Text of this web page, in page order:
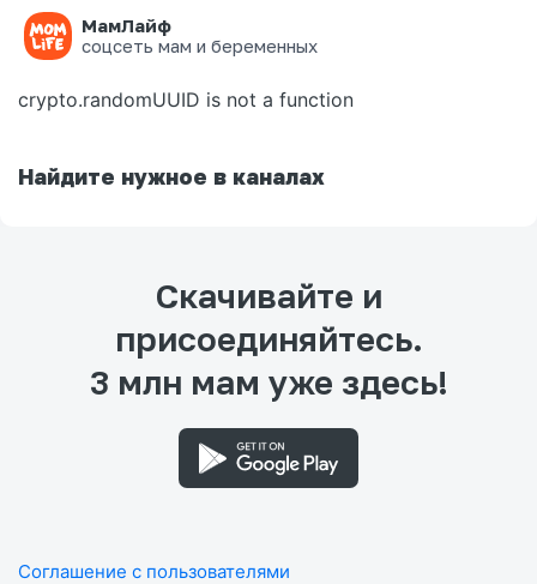
МамЛайф
соцсеть мам и беременных
Ошибка на странице
crypto.randomUUID is not a function
Найдите нужное в каналах
Скачивайте и
присоединяйтесь.
3 млн мам уже здесь!
Соглашение с пользователями